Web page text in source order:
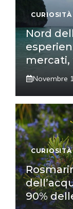
Nord
mercati,
Novembre
90%